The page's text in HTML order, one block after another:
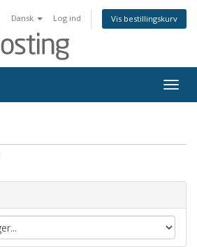
Dansk Log ind Vis bestillingskurv